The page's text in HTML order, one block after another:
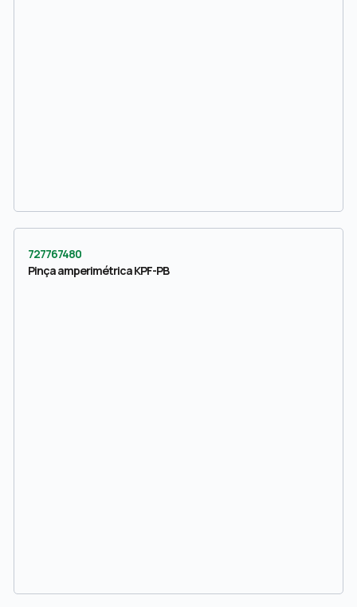
727767480
Pinça amperimétrica KPF-PB